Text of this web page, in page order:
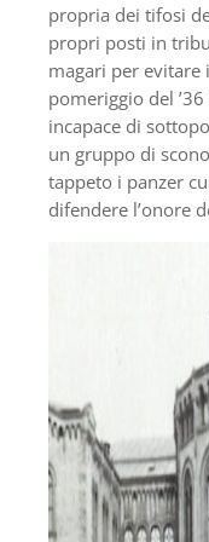
propria dei tifosi
propri posti in
magari per
pomeriggio del
incapace di
un gruppo di
tappeto i panzer
difendere l’onore